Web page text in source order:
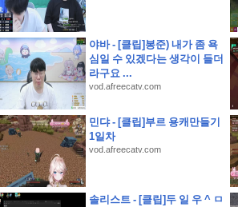
가격 예약
? 동해안 해수욕장 개폐장 일정 지금 바로 확인해 보세요!
자료 자기소개 스크립트 및 실제 면접 합격 답안
축日 입추
리 전자레인지 40초면 끝
야바 - [클립]봉준) 내가 좀 욕
심일 수 있겠다는 생각이 들더
라구요 ...
vod.afreecatv.com
민댜 - [클립]부르 용캐만들기
1일차
vod.afreecatv.com
솔리스트 - [클립]두 일 우 ^ ㅁ